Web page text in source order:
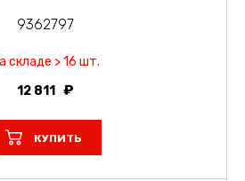
9362797
складе > 16 шт.
12 811
КУПИТЬ